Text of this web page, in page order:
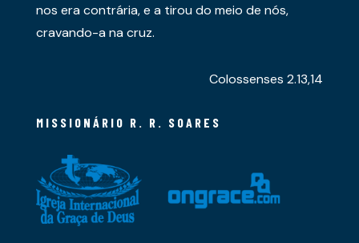
nos era contrária, e a tirou do meio de nós,
cravando-a na cruz.
Colossenses 2.13,14
MISSIONÁRIO R. R. SOARES